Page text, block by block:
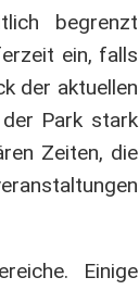
begrenzt
ein, falls
der aktuellen
Park stark
Zeiten, die
Einige